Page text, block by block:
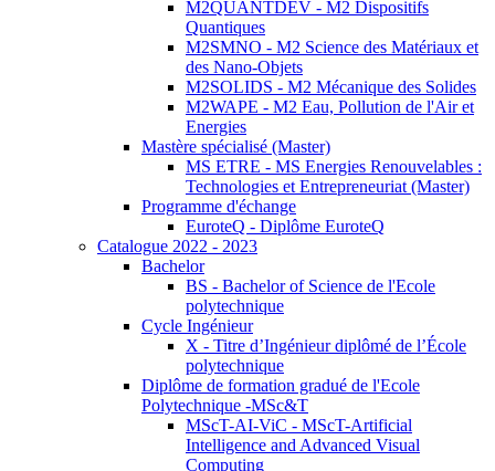
M2QUANTDEV - M2 Dispositifs
Quantiques
M2SMNO - M2 Science des Matériaux et
des Nano-Objets
M2SOLIDS - M2 Mécanique des Solides
M2WAPE - M2 Eau, Pollution de l'Air et
Energies
Mastère spécialisé (Master)
MS ETRE - MS Energies Renouvelables :
Technologies et Entrepreneuriat (Master)
Programme d'échange
EuroteQ - Diplôme EuroteQ
Catalogue 2022 - 2023
Bachelor
BS - Bachelor of Science de l'Ecole
polytechnique
Cycle Ingénieur
X - Titre d’Ingénieur diplômé de l’École
polytechnique
Diplôme de formation gradué de l'Ecole
Polytechnique -MSc&T
MScT-AI-ViC - MScT-Artificial
Intelligence and Advanced Visual
Computing